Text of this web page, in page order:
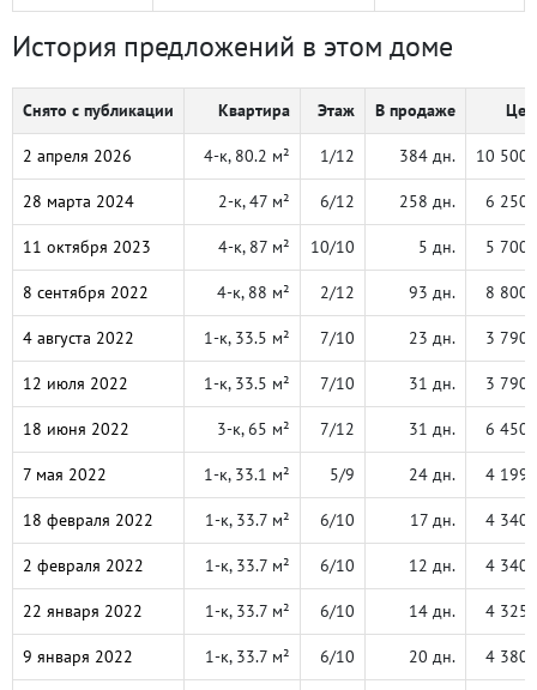
История предложений в этом доме
Снято с публикации Квартира Этаж В продаже
2 апреля 2026 4-к, 80.2 м² 1/12 384 дн. 10 500
28 марта 2024 2-к, 47 м² 6/12 258 дн. 6 250
11 октября 2023 4-к, 87 м² 10/10 5 дн. 5 700
8 сентября 2022 4-к, 88 м² 2/12 93 дн. 8 800
4 августа 2022 1-к, 33.5 м² 7/10 23 дн. 3 790
12 июля 2022 1-к, 33.5 м² 7/10 31 дн. 3 790
18 июня 2022 3-к, 65 м² 7/12 31 дн. 6 450
7 мая 2022 1-к, 33.1 м² 5/9 24 дн. 4 199
18 февраля 2022 1-к, 33.7 м² 6/10 17 дн. 4 340
2 февраля 2022 1-к, 33.7 м² 6/10 12 дн. 4 340
22 января 2022 1-к, 33.7 м² 6/10 14 дн. 4 325
9 января 2022 1-к, 33.7 м² 6/10 20 дн. 4 380